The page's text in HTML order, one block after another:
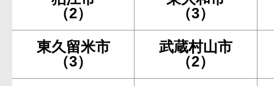
（2）
（3）
東久留米市
（3）
武蔵村山市
（2）